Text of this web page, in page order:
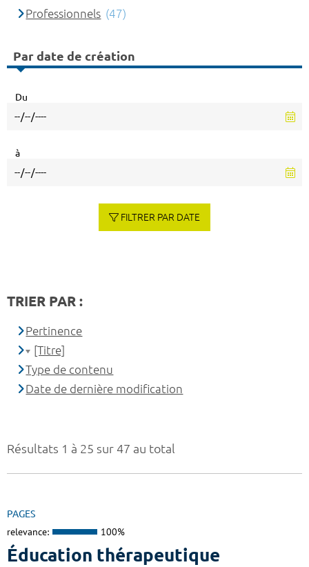
Résultats 1 à 25 sur 47 au total
PAGES
relevance: 100%
Éducation thérapeutique
Professionnels (47)
Par date de création
Du
à
FILTRER PAR DATE
TRIER PAR :
Pertinence
[Titre]
Type de contenu
Date de dernière modification